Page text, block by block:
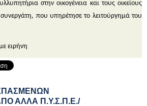
στην οικογένεια και τους οικείους
συνεργάτη, που υπηρέτησε το λειτούργημά του
ειρήνη
ΑΛΛΑ Π.Υ.Σ.Π.Ε./